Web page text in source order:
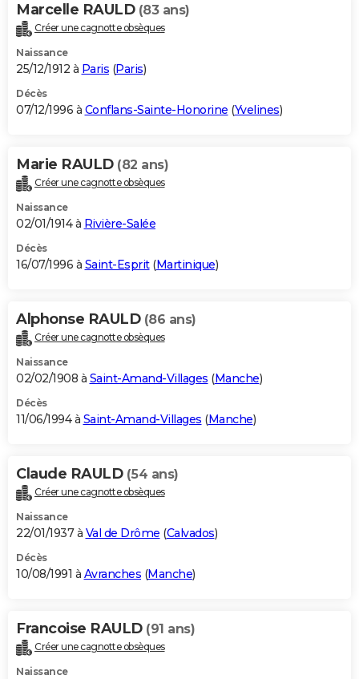
Marcelle RAULD (83 ans)
Créer une cagnotte obsèques
Naissance
25/12/1912 à Paris (Paris)
Décès
07/12/1996 à Conflans-Sainte-Honorine (Yvelines)
Marie RAULD (82 ans)
Créer une cagnotte obsèques
Naissance
02/01/1914 à Rivière-Salée
Décès
16/07/1996 à Saint-Esprit(Martinique)
Alphonse RAULD (86 ans)
Créer une cagnotte obsèques
Naissance
02/02/1908 à Saint-Amand-Villages (Manche)
Décès
11/06/1994 à Saint-Amand-Villages (Manche)
Claude RAULD (54 ans)
Créer une cagnotte obsèques
Naissance
22/01/1937 à Val de Drôme (Calvados)
Décès
10/08/1991 à Avranches (Manche)
Francoise RAULD (91 ans)
Créer une cagnotte obsèques
Naissance